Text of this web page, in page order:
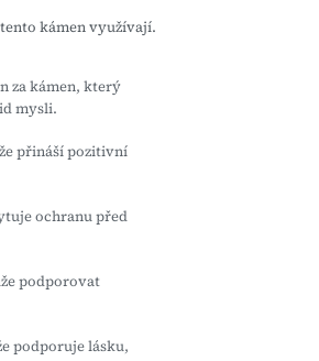
kámen využívají.
za kámen, který
mysli.
přináší pozitivní
ochranu před
podporovat
podporuje lásku,